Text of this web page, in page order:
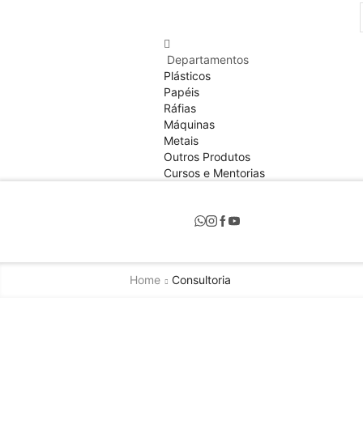
Departamentos
Plásticos
Papéis
Ráfias
Máquinas
Metais
Outros Produtos
Cursos e Mentorias
Home Consultoria